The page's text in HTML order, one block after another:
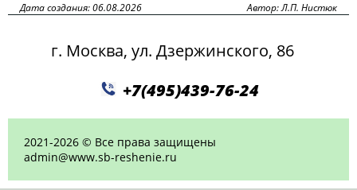
Дата создания: 06.08.2026 Автор: Л.П. Нистюк
г. Москва, ул. Дзержинского, 86
+7(495)439-76-24
2021-2026 © Все права защищены
admin@www.sb-reshenie.ru